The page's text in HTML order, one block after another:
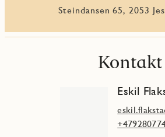
Steindansen 65, 2053
Kontakt
Eskil